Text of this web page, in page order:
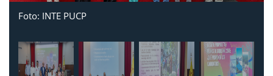
Foto: INTE PUCP